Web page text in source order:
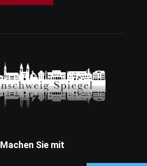
Machen Sie mit